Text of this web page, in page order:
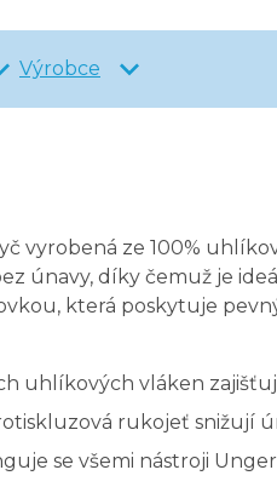
Výrobce
vyrobená ze 100%
únavy, díky čemuž je
která poskytuje
uhlíkových vláken
rukojeť snižují
se všemi nástroji